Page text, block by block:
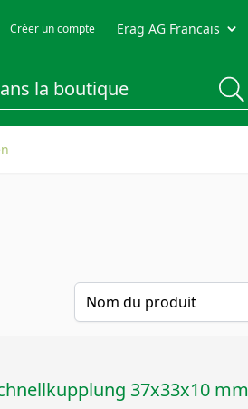
Créer un compte Erag AG Francais
37x33x10 mm